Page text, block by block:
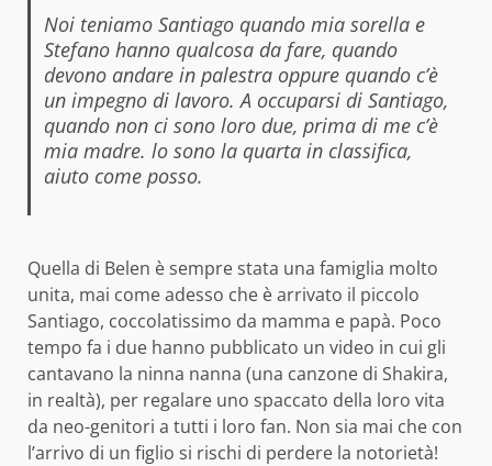
Noi teniamo Santiago quando mia sorella e
Stefano hanno qualcosa da fare, quando
devono andare in palestra oppure quando c’è
un impegno di lavoro. A occuparsi di Santiago,
quando non ci sono loro due, prima di me c’è
mia madre. lo sono la quarta in classifica,
aiuto come posso.
Quella di Belen è sempre stata una famiglia molto
unita, mai come adesso che è arrivato il piccolo
Santiago, coccolatissimo da mamma e papà. Poco
tempo fa i due hanno pubblicato un video in cui gli
cantavano la ninna nanna (una canzone di Shakira,
in realtà), per regalare uno spaccato della loro vita
da neo-genitori a tutti i loro fan. Non sia mai che con
l’arrivo di un figlio si rischi di perdere la notorietà!